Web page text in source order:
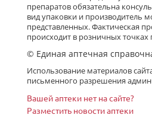
препаратов обязательна
вид упаковки и производитель
представленных. Фактическая
происходит в розничных точках
© Единая аптечная
Использование материалов
письменного разрешения
Вашей аптеки нет на сайте?
Разместить новости аптеки